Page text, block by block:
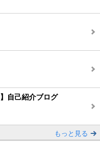
自己紹介ブログ
もっと見る